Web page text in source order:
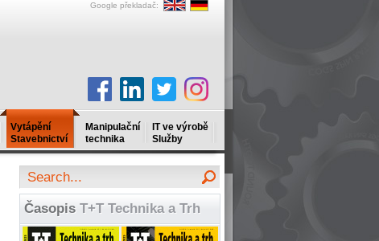
Google překladač:
Vytápění
Stavebnictví
Manipulační
technika
IT ve výrobě
Služby
Časopis T+T Technika a Trh